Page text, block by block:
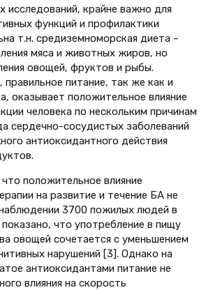
исследований, крайне важно для
функций и профилактики
т.н. средиземноморская диета –
мяса и животных жиров, но
овощей, фруктов и рыбы.
правильное питание, так же как и
оказывает положительное влияние
человека по нескольким причинам
сердечно-сосудистых заболеваний
антиоксидантного действия
положительное влияние
на развитие и течение БА не
3700 пожилых людей в
что употребление в пищу
овощей сочетается с уменьшением
нарушений [3]. Однако на
антиоксидантами питание не
влияния на скорость